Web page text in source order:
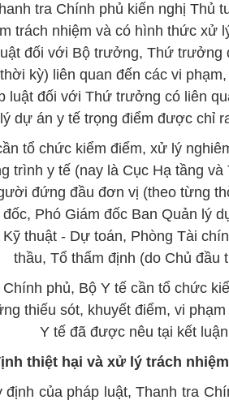
tra Chính phủ kiến nghị Thủ
trách nhiệm và có hình thức xử
đối với Bộ trưởng, Thứ
kỳ) liên quan đến các vi
luật đối với Thứ trưởng có liên
dự án y tế trọng điểm được chỉ
tổ chức kiểm điểm, xử lý
trình y tế (nay là Cục Hạ tầng
đứng đầu đơn vị (theo từng
Phó Giám đốc Ban Quản lý
thuật - Dự toán, Phòng Tài
thầu, Tổ thẩm định (do Chủ đầu
phủ, Bộ Y tế cần tổ chức
thiếu sót, khuyết điểm, vi
Y tế đã được nêu tại kết
thiệt hại và xử lý trách
định của pháp luật, Thanh tra